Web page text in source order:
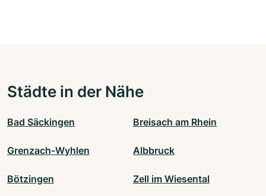
Städte in der Nähe
Bad Säckingen Breisach am Rhein
Grenzach-Wyhlen Albbruck
Bötzingen Zell im Wiesental